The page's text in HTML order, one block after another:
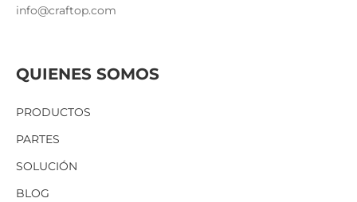
QUIENES SOMOS
PRODUCTOS
PARTES
SOLUCIÓN
BLOG
info@craftop.com